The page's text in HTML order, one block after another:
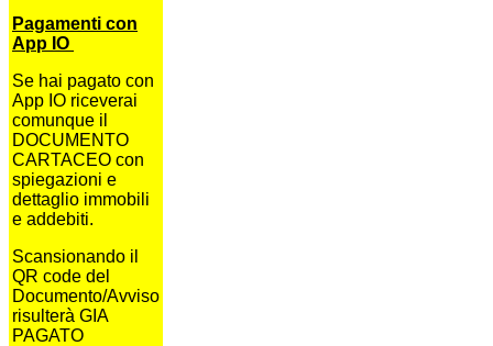
Pagamenti con
App IO
Se hai pagato con
App IO riceverai
comunque il
DOCUMENTO
CARTACEO con
spiegazioni e
dettaglio immobili
e addebiti.
Scansionando il
QR code del
Documento/Avviso
risulterà GIA
PAGATO